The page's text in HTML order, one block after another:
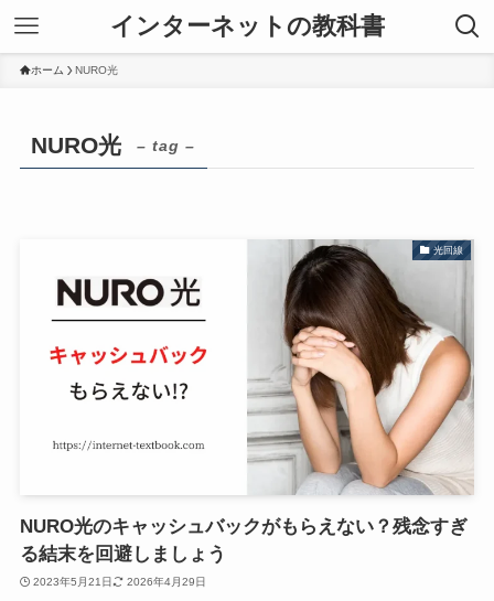
インターネットの教科書
ホーム NURO光
NURO光 – tag –
光回線
NURO光のキャッシュバックがもらえない？残念すぎ
る結末を回避しましょう
2023年5月21日 2026年4月29日